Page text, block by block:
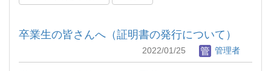
卒業生の皆さんへ（証明書の発行について）
2022/01/25 管理者